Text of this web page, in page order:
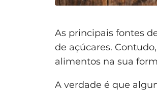
As principais fontes
de açúcares.
alimentos na sua
A verdade é que